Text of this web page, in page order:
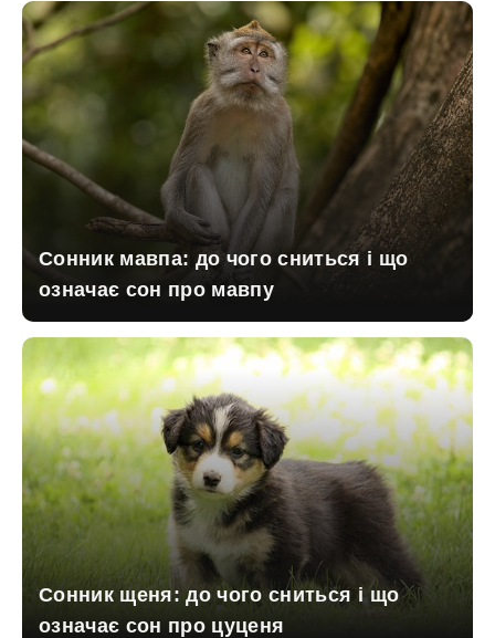
Сонник мавпа: до чого сниться і що
означає сон про мавпу
Сонник щеня: до чого сниться і що
означає сон про цуценя